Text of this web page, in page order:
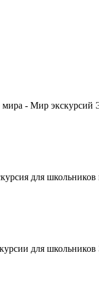
- Мир экскурсий
для школьников
для